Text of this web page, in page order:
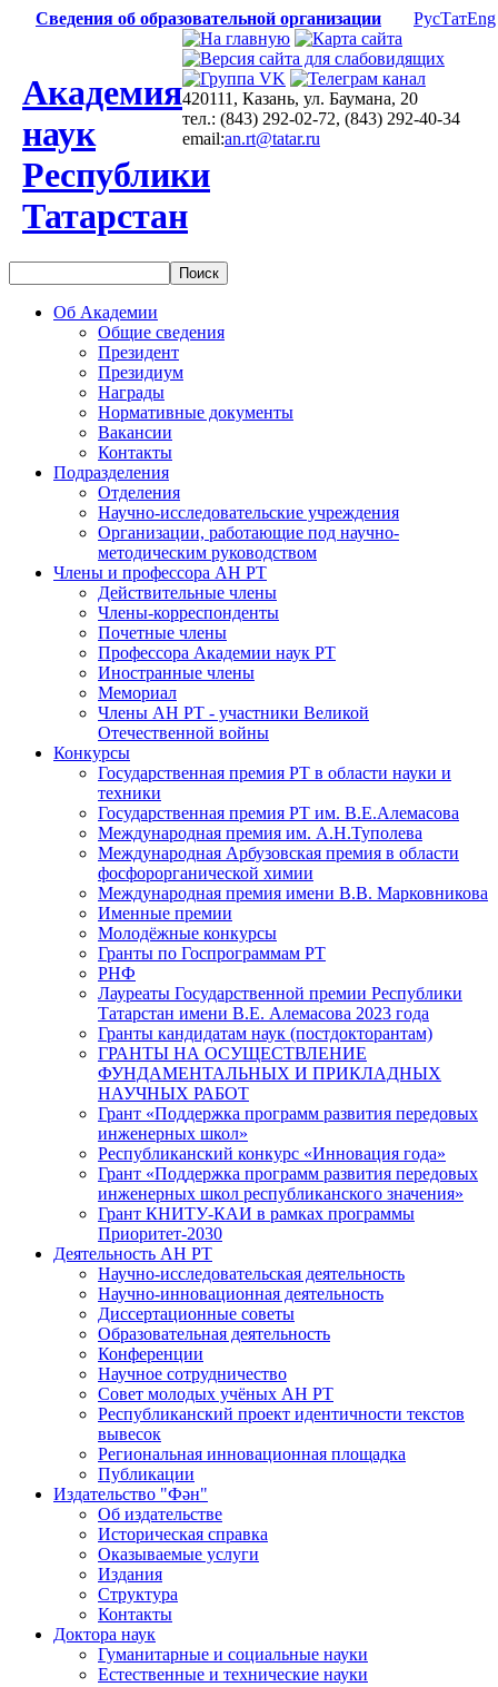
Сведения об образовательной организации РусТатEng
Академия
наук
Республики
Татарстан
420111, Казань, ул. Баумана, 20
тел.: (843) 292-02-72, (843) 292-40-34
email:an.rt@tatar.ru
Об Академии
Общие сведения
Президент
Президиум
Награды
Нормативные документы
Вакансии
Контакты
Подразделения
Отделения
Научно-исследовательские учреждения
Организации, работающие под научно-
методическим руководством
Члены и профессора АН РТ
Действительные члены
Члены-корреспонденты
Почетные члены
Профессора Академии наук РТ
Иностранные члены
Мемориал
Члены АН РТ - участники Великой
Отечественной войны
Конкурсы
Государственная премия РТ в области науки и
техники
Государственная премия РТ им. В.Е.Алемасова
Международная премия им. А.Н.Туполева
Международная Арбузовская премия в области
фосфорорганической химии
Международная премия имени В.В. Марковникова
Именные премии
Молодёжные конкурсы
Гранты по Госпрограммам РТ
РНФ
Лауреаты Государственной премии Республики
Татарстан имени В.Е. Алемасова 2023 года
Гранты кандидатам наук (постдокторантам)
ГРАНТЫ НА ОСУЩЕСТВЛЕНИЕ
ФУНДАМЕНТАЛЬНЫХ И ПРИКЛАДНЫХ
НАУЧНЫХ РАБОТ
Грант «Поддержка программ развития передовых
инженерных школ»
Республиканский конкурс «Инновация года»
Грант «Поддержка программ развития передовых
инженерных школ республиканского значения»
Грант КНИТУ-КАИ в рамках программы
Приоритет-2030
Деятельность АН РТ
Научно-исследовательская деятельность
Научно-инновационная деятельность
Диссертационные советы
Образовательная деятельность
Конференции
Научное сотрудничество
Совет молодых учёных АН РТ
Республиканский проект идентичности текстов
вывесок
Региональная инновационная площадка
Публикации
Издательство "Фән"
Об издательстве
Историческая справка
Оказываемые услуги
Издания
Структура
Контакты
Доктора наук
Гуманитарные и социальные науки
Естественные и технические науки